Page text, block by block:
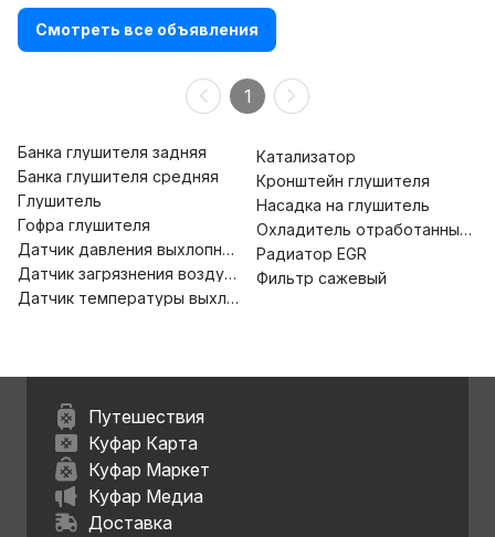
Смотреть все объявления
1
Банка глушителя задняя
Банка глушителя средняя
Глушитель
Гофра глушителя
Датчик давления выхлопных газов
Датчик загрязнения воздуха
Датчик температуры выхлопных газов
Катализатор
Кронштейн глушителя
Насадка на глушитель
Охладитель отработанных
Радиатор EGR
Фильтр сажевый
Путешествия
Куфар Карта
Куфар Маркет
Куфар Медиа
Доставка